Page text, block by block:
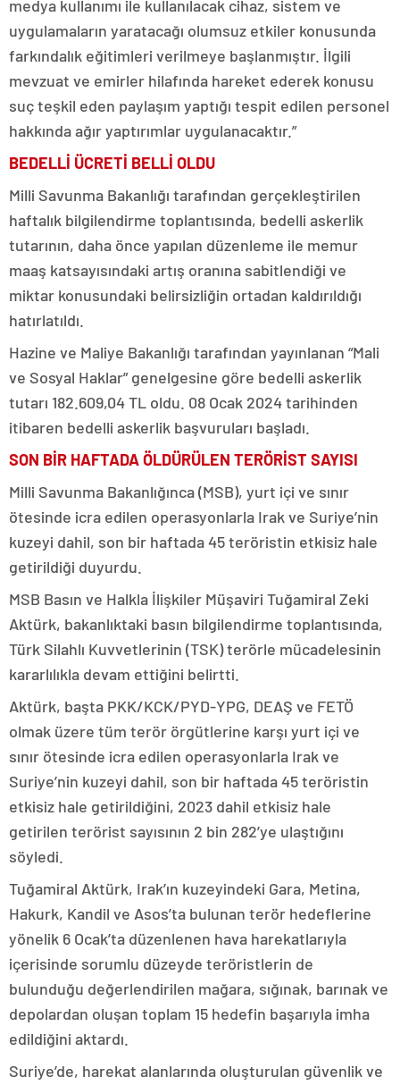
medya kullanımı ile kullanılacak cihaz, sistem ve
uygulamaların yaratacağı olumsuz etkiler konusunda
farkındalık eğitimleri verilmeye başlanmıştır. İlgili
mevzuat ve emirler hilafında hareket ederek konusu
suç teşkil eden paylaşım yaptığı tespit edilen personel
hakkında ağır yaptırımlar uygulanacaktır.”
BEDELLİ ÜCRETİ BELLİ OLDU
Milli Savunma Bakanlığı tarafından gerçekleştirilen
haftalık bilgilendirme toplantısında, bedelli askerlik
tutarının, daha önce yapılan düzenleme ile memur
maaş katsayısındaki artış oranına sabitlendiği ve
miktar konusundaki belirsizliğin ortadan kaldırıldığı
hatırlatıldı.
Hazine ve Maliye Bakanlığı tarafından yayınlanan “Mali
ve Sosyal Haklar” genelgesine göre bedelli askerlik
tutarı 182.609,04 TL oldu. 08 Ocak 2024 tarihinden
itibaren bedelli askerlik başvuruları başladı.
SON BİR HAFTADA ÖLDÜRÜLEN TERÖRİST SAYISI
Milli Savunma Bakanlığınca (MSB), yurt içi ve sınır
ötesinde icra edilen operasyonlarla Irak ve Suriye’nin
kuzeyi dahil, son bir haftada 45 teröristin etkisiz hale
getirildiği duyurdu.
MSB Basın ve Halkla İlişkiler Müşaviri Tuğamiral Zeki
Aktürk, bakanlıktaki basın bilgilendirme toplantısında,
Türk Silahlı Kuvvetlerinin (TSK) terörle mücadelesinin
kararlılıkla devam ettiğini belirtti.
Aktürk, başta PKK/KCK/PYD-YPG, DEAŞ ve FETÖ
olmak üzere tüm terör örgütlerine karşı yurt içi ve
sınır ötesinde icra edilen operasyonlarla Irak ve
Suriye’nin kuzeyi dahil, son bir haftada 45 teröristin
etkisiz hale getirildiğini, 2023 dahil etkisiz hale
getirilen terörist sayısının 2 bin 282’ye ulaştığını
söyledi.
Tuğamiral Aktürk, Irak’ın kuzeyindeki Gara, Metina,
Hakurk, Kandil ve Asos’ta bulunan terör hedeflerine
yönelik 6 Ocak’ta düzenlenen hava harekatlarıyla
içerisinde sorumlu düzeyde teröristlerin de
bulunduğu değerlendirilen mağara, sığınak, barınak ve
depolardan oluşan toplam 15 hedefin başarıyla imha
edildiğini aktardı.
Suriye’de, harekat alanlarında oluşturulan güvenlik ve